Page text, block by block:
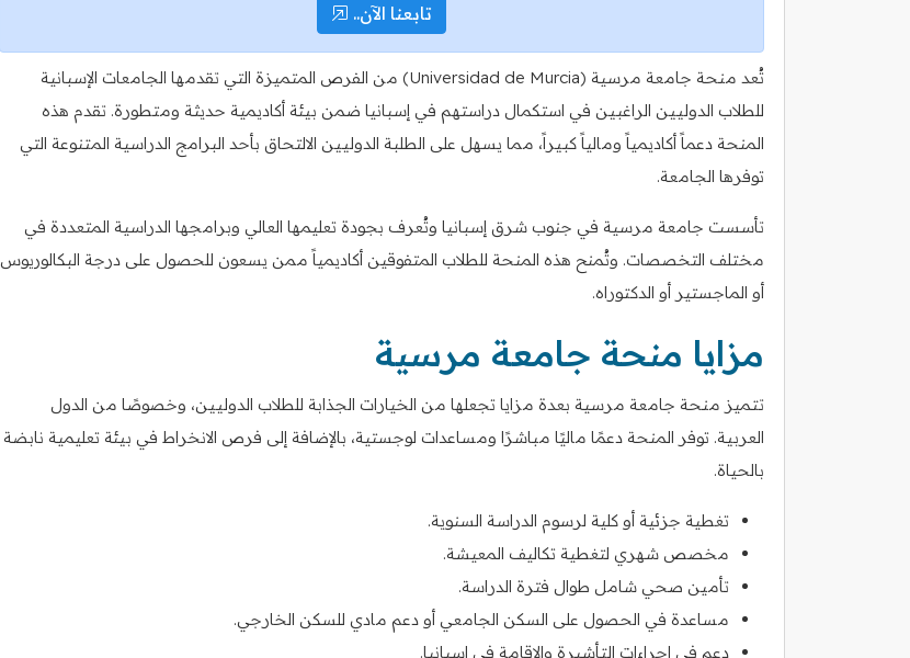
تابعنا الآن..
تُعد منحة جامعة مرسية (Universidad de Murcia) من الفرص المتميزة التي تقدمها الجامعات الإسبانية
للطلاب الدوليين الراغبين في استكمال دراستهم في إسبانيا ضمن بيئة أكاديمية حديثة ومتطورة. تقدم هذه
المنحة دعماً أكاديمياً ومالياً كبيراً، مما يسهل على الطلبة الدوليين الالتحاق بأحد البرامج الدراسية المتنوعة التي
توفرها الجامعة.
تأسست جامعة مرسية في جنوب شرق إسبانيا وتُعرف بجودة تعليمها العالي وبرامجها الدراسية المتعددة في
مختلف التخصصات. وتُمنح هذه المنحة للطلاب المتفوقين أكاديمياً ممن يسعون للحصول على درجة البكالوريوس
أو الماجستير أو الدكتوراه.
مزايا منحة جامعة مرسية
تتميز منحة جامعة مرسية بعدة مزايا تجعلها من الخيارات الجذابة للطلاب الدوليين، وخصوصًا من الدول
العربية. توفر المنحة دعمًا ماليًا مباشرًا ومساعدات لوجستية، بالإضافة إلى فرص الانخراط في بيئة تعليمية نابضة
بالحياة.
تغطية جزئية أو كلية لرسوم الدراسة السنوية.
مخصص شهري لتغطية تكاليف المعيشة.
تأمين صحي شامل طوال فترة الدراسة.
مساعدة في الحصول على السكن الجامعي أو دعم مادي للسكن الخارجي.
دعم في إجراءات التأشيرة والإقامة في إسبانيا.